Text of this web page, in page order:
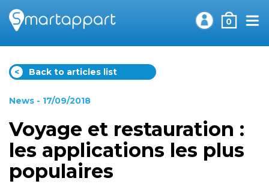
0
< Back to articles list
News - 17/09/2018
Voyage et restauration :
les applications les plus
populaires